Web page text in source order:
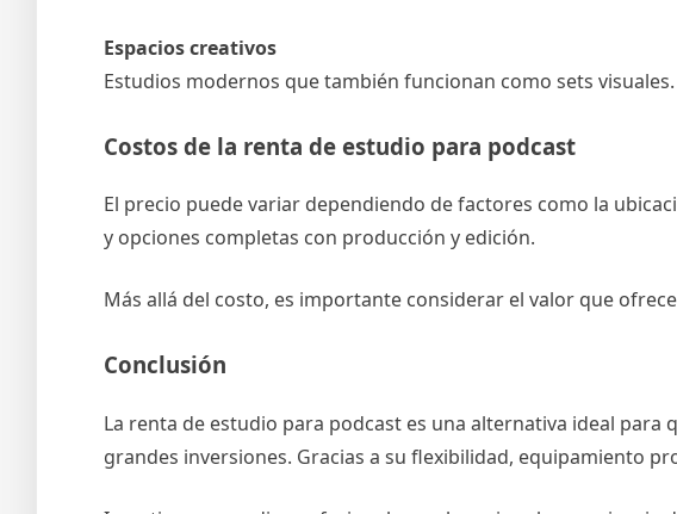
Espacios creativos
Estudios modernos que también funcionan como sets visuales.
Costos de la renta de estudio para podcast
El precio puede variar dependiendo de factores como la
y opciones completas con producción y edición.
Más allá del costo, es importante considerar el valor que
Conclusión
La renta de estudio para podcast es una alternativa ideal
grandes inversiones. Gracias a su flexibilidad, equipamiento